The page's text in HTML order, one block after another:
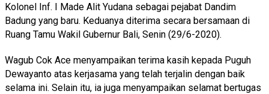
Kolonel Inf. I Made Alit Yudana sebagai pejabat Dandim
Badung yang baru. Keduanya diterima secara bersamaan di
Ruang Tamu Wakil Gubernur Bali, Senin (29/6-2020).
Wagub Cok Ace menyampaikan terima kasih kepada Puguh
Dewayanto atas kerjasama yang telah terjalin dengan baik
selama ini. Selain itu, ia juga menyampaikan selamat bertugas